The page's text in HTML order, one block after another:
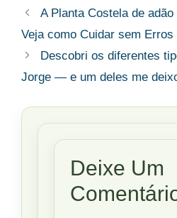
A Planta Costela de
Veja como Cuidar sem Erros
Descobri os diferentes
Jorge — e um deles me
Deixe Um